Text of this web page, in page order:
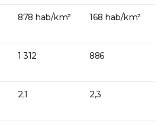
878 hab/km² 168 hab/km²
1 312 886
2,1 2,3